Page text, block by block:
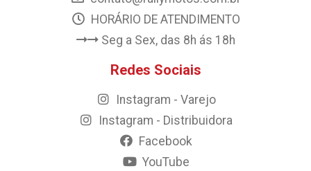
HORÁRIO DE ATENDIMENTO
Seg a Sex, das 8h ás 18h
Redes Sociais
Instagram - Varejo
Instagram - Distribuidora
Facebook
YouTube